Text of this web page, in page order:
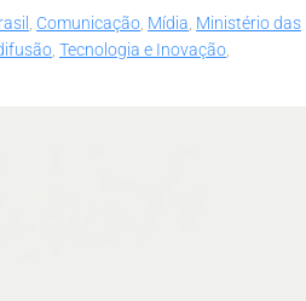
, Comunicação, Mídia, Ministério das
, Tecnologia e Inovação,